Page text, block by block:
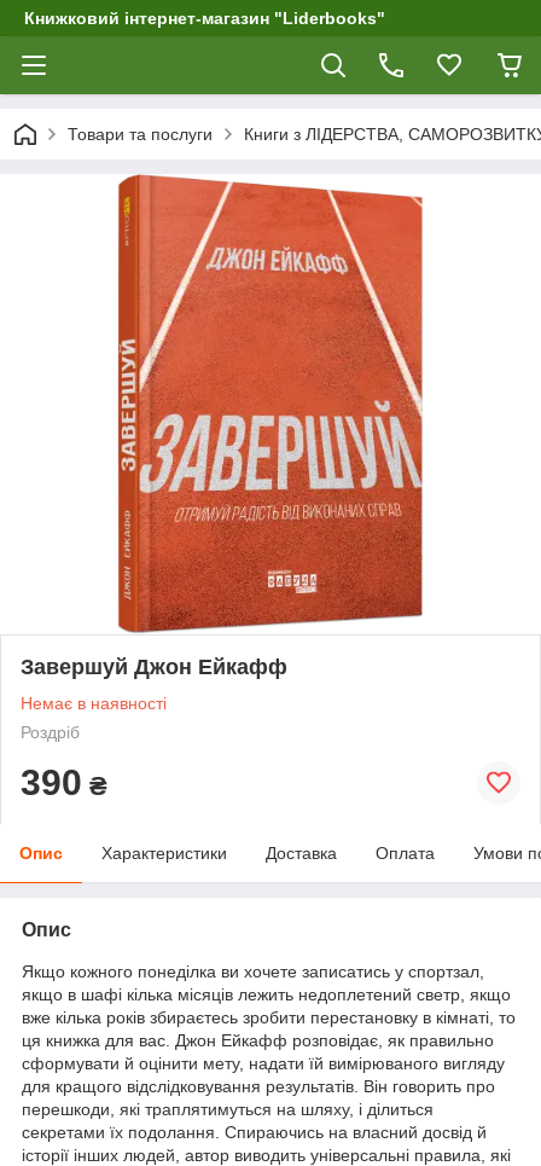
Книжковий інтернет-магазин "Liderbooks"
Товари та послуги Книги з ЛІДЕРСТВА,
Завершуй Джон Ейкафф
Немає в наявності
Роздріб
390 ₴
Опис Характеристики Доставка Оплата Умови
Опис
Якщо кожного понеділка ви хочете записатись у спортзал,
якщо в шафі кілька місяців лежить недоплетений светр, якщо
вже кілька років збираєтесь зробити перестановку в кімнаті, то
ця книжка для вас. Джон Ейкафф розповідає, як правильно
сформувати й оцінити мету, надати їй вимірюваного вигляду
для кращого відслідковування результатів. Він говорить про
перешкоди, які траплятимуться на шляху, і ділиться
секретами їх подолання. Спираючись на власний досвід й
історії інших людей, автор виводить універсальні правила, які